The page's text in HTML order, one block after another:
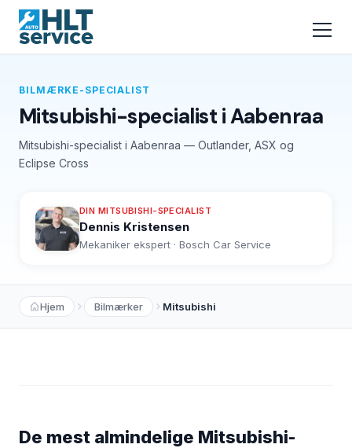
BILMÆRKE-SPECIALIST
Mitsubishi-specialist i Aabenraa
Mitsubishi-specialist i Aabenraa — Outlander, ASX og
Eclipse Cross
DIN MITSUBISHI-SPECIALIST
Dennis Kristensen
Mekaniker ekspert · Bosch Car Service
Hjem Bilmærker Mitsubishi
De mest almindelige Mitsubishi-